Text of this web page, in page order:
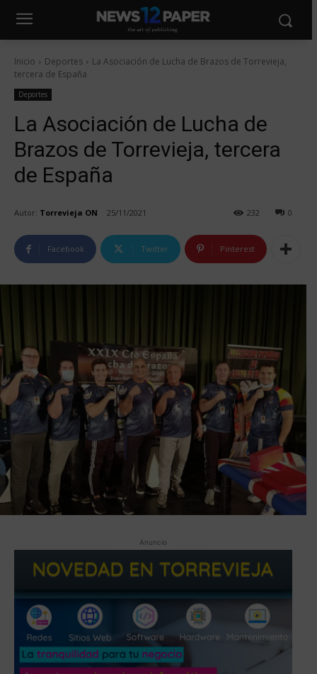
Inicio Deportes
La Asociación de Lucha de Brazos de Torrevieja,
tercera de España
Deportes
La Asociación de Lucha de
Brazos de Torrevieja, tercera
de España
Autor: Torrevieja ON 25/11/2021 0
232
Facebook Twitter Pinterest
Anuncio